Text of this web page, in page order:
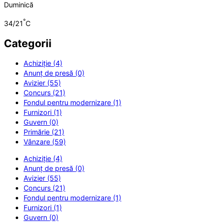
Duminică
34/21°C
Categorii
Achiziție (4)
Anunț de presă (0)
Avizier (55)
Concurs (21)
Fondul pentru modernizare (1)
Furnizori (1)
Guvern (0)
Primărie (21)
Vânzare (59)
Achiziție (4)
Anunț de presă (0)
Avizier (55)
Concurs (21)
Fondul pentru modernizare (1)
Furnizori (1)
Guvern (0)